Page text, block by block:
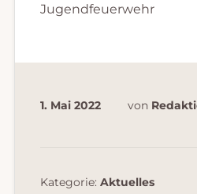
Jugendfeuerwehr
1. Mai 2022 von
Kategorie: Aktuelles